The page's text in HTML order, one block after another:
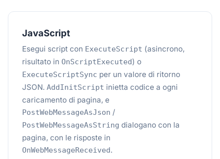
JavaScript
Esegui script con ExecuteScript (asincrono,
risultato in OnScriptExecuted) o
ExecuteScriptSync per un valore di ritorno
JSON. AddInitScript inietta codice a ogni
caricamento di pagina, e
PostWebMessageAsJson /
PostWebMessageAsString dialogano con la
pagina, con le risposte in
OnWebMessageReceived.